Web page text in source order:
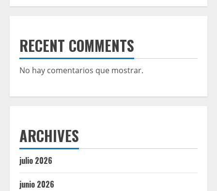
RECENT COMMENTS
No hay comentarios que mostrar.
ARCHIVES
julio 2026
junio 2026